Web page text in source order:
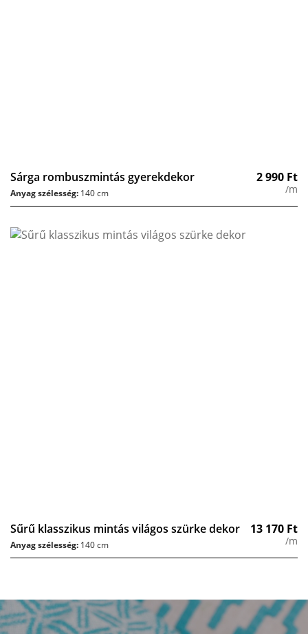
Sárga rombuszmintás gyerekdekor 2 990 Ft
/m
Anyag szélesség: 140 cm
Sűrű klasszikus mintás világos szürke dekor 13 170 Ft
/m
Anyag szélesség: 140 cm